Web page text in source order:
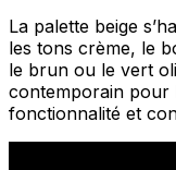
La palette beige
les tons crème, le
le brun ou le vert
contemporain pour
fonctionnalité et